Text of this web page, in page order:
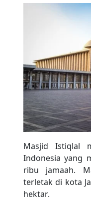
Masjid Istiqlal
Indonesia yang
ribu jamaah.
terletak di kota
hektar.